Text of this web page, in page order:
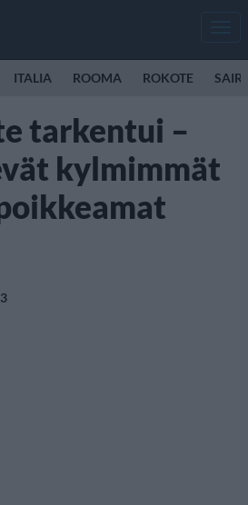
ITALIA ROOMA ROKOTE
tarkentui –
kylmimmät